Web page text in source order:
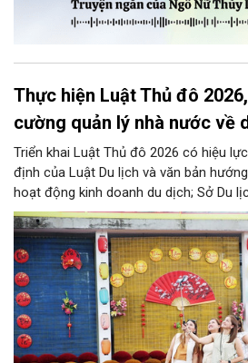
Thực hiện Luật Thủ đô
cường quản lý nhà nước về
Triển khai Luật Thủ đô 2026 có hiệu
định của Luật Du lịch và văn bản
hoạt động kinh doanh du dịch; Sở Du
chức, đơn vị, doanh nghiệp kinh
bàn thành phố thực hiện một số nội
góp phần thực hiện thắng lợi các mục
Nội năm 2026 và giai đoạn tiếp theo.